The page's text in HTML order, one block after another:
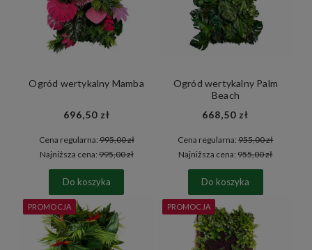
Ogród wertykalny Mamba
696,50 zł
Cena regularna:995,00 zł
Najniższa cena:995,00 zł
Do koszyka
Ogród wertykalny Palm
Beach
668,50 zł
Cena regularna:955,00 zł
Najniższa cena:955,00 zł
Do koszyka
PROMOCJA PROMOCJA